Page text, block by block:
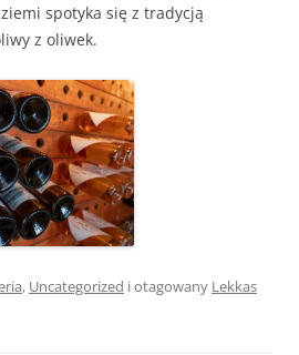
spotyka się z tradycją
z oliwek.
, Uncategorized i otagowany Lekkas